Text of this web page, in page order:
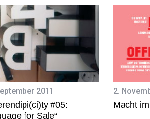
2011
#05:
for Sale“
2.
Macht